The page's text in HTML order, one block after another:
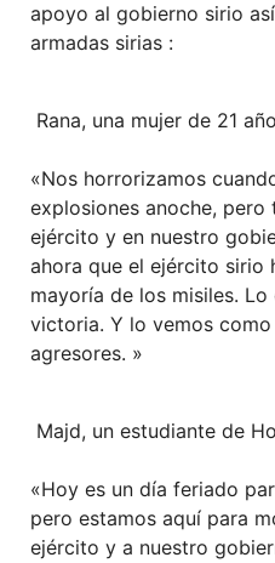
apoyo al gobierno sirio
armadas sirias :
Rana, una mujer de 21
«Nos horrorizamos
explosiones anoche, pero
ejército y en nuestro
ahora que el ejército sirio
mayoría de los misiles.
victoria. Y lo vemos
agresores. »
Majd, un estudiante de
«Hoy es un día feriado
pero estamos aquí para
ejército y a nuestro